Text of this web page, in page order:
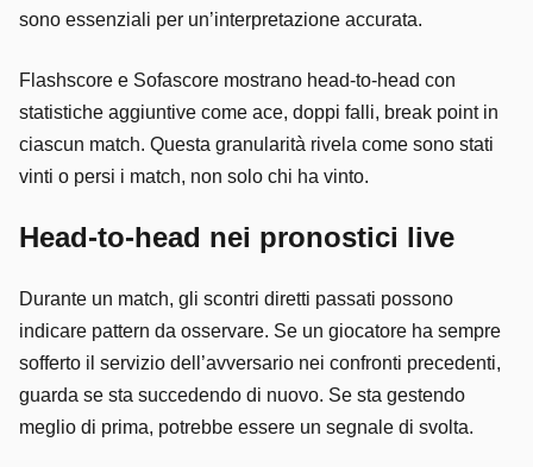
sono essenziali per un’interpretazione accurata.
Flashscore e Sofascore mostrano head-to-head con
statistiche aggiuntive come ace, doppi falli, break point in
ciascun match. Questa granularità rivela come sono stati
vinti o persi i match, non solo chi ha vinto.
Head-to-head nei pronostici live
Durante un match, gli scontri diretti passati possono
indicare pattern da osservare. Se un giocatore ha sempre
sofferto il servizio dell’avversario nei confronti precedenti,
guarda se sta succedendo di nuovo. Se sta gestendo
meglio di prima, potrebbe essere un segnale di svolta.